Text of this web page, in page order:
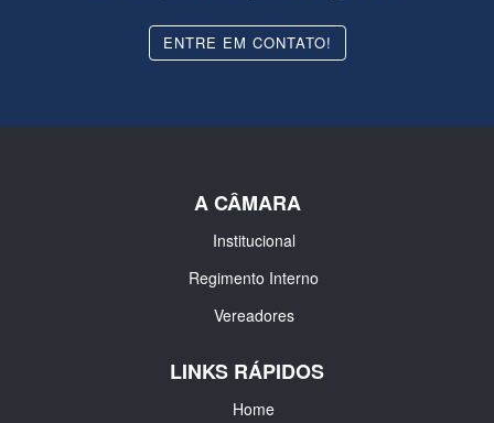
ENTRE EM CONTATO!
A CÂMARA
Institucional
Regimento Interno
Vereadores
LINKS RÁPIDOS
Home